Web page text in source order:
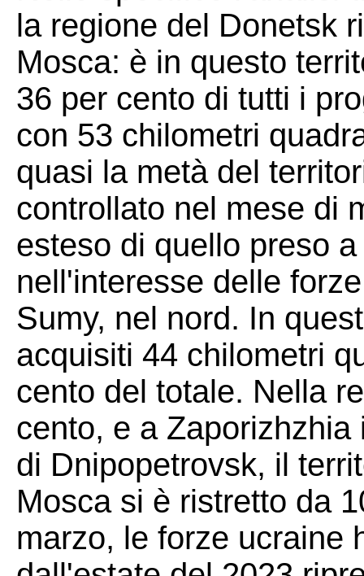
la regione del Donetsk
Mosca: è in questo
36 per cento di tutti i
con 53 chilometri
quasi la metà del
controllato nel mese di
esteso di quello preso
nell'interesse delle
Sumy, nel nord. In
acquisiti 44 chilometri
cento del totale. Nella
cento, e a
di Dnipopetrovsk, il
Mosca si è ristretto da
marzo, le forze ucraine